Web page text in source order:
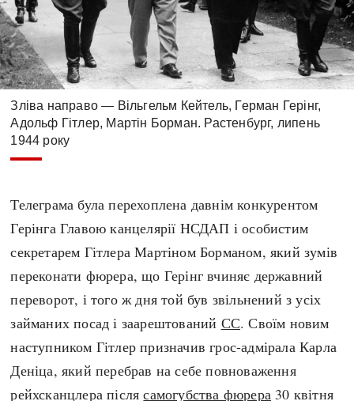
Зліва направо — Вільгельм Кейтель, Герман Герінг,
Адольф Гітлер, Мартін Борман. Растенбург, липень
1944 року
Телеграма була перехоплена давнім конкурентом
Герінга Главою канцелярії НСДАП і особистим
секретарем Гітлера Мартіном Борманом, який зумів
переконати фюрера, що Герінг вчиняє державний
переворот, і того ж дня той був звільнений з усіх
займаних посад і заарештований СС. Своїм новим
наступником Гітлер призначив грос-адмірала Карла
Деніца, який перебрав на себе повноваження
рейхсканцлера післясамогубства фюрера 30 квітня